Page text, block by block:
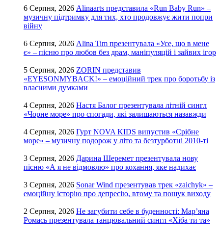
6 Серпня, 2026 Alinaarts представила «Run Baby Run» –
музичну підтримку для тих, хто продовжує жити попри
війну
6 Серпня, 2026 Alina Tim презентувала «Усе, що в мене
є» – пісню про любов без драм, маніпуляцій і зайвих ігор
5 Серпня, 2026 ZORIN представив
«EYESONMYBACK!» – емоційний трек про боротьбу із
власними думками
4 Серпня, 2026 Настя Балог презентувала літній сингл
«Чорне море» про спогади, які залишаються назавжди
4 Серпня, 2026 Гурт NOVA KIDS випустив «Срібне
море» – музичну подорож у літо та безтурботні 2010-ті
3 Серпня, 2026 Дарина Шеремет презентувала нову
пісню «А я не відмовлю» про кохання, яке надихає
3 Серпня, 2026 Sonar Wind презентував трек «zaichyk» –
емоційну історію про депресію, втому та пошук виходу
2 Серпня, 2026 Не загубити себе в буденності: Мар’яна
Ромась презентувала танцювальний сингл «Хіба ти та»